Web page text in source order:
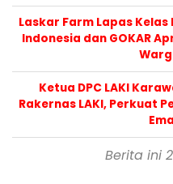
Laskar Farm Lapas
Indonesia dan GOKAR
Ketua DPC LAKI
Rakernas LAKI, Perkuat
Berita ini